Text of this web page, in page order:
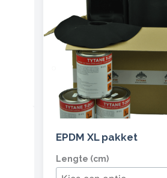
EPDM XL pakket
Lengte (cm)
EPDM
XL